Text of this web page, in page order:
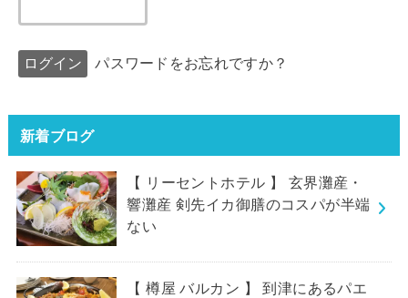
パスワードをお忘れですか？
新着ブログ
【 リーセントホテル 】 玄界灘産・
響灘産 剣先イカ御膳のコスパが半端
ない
【 樽屋 バルカン 】 到津にあるパエ